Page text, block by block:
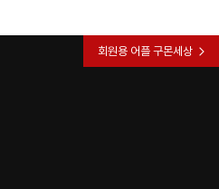
회원용 어플 구몬세상